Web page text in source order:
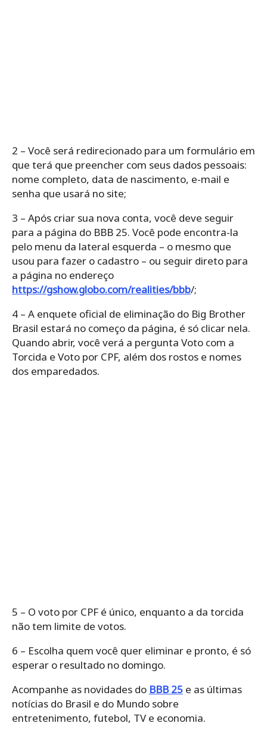
2 – Você será redirecionado para um formulário em
que terá que preencher com seus dados pessoais:
nome completo, data de nascimento, e-mail e
senha que usará no site;
3 – Após criar sua nova conta, você deve seguir
para a página do BBB 25. Você pode encontra-la
pelo menu da lateral esquerda – o mesmo que
usou para fazer o cadastro – ou seguir direto para
a página no endereço
https://gshow.globo.com/realities/bbb/;
4 – A enquete oficial de eliminação do Big Brother
Brasil estará no começo da página, é só clicar nela.
Quando abrir, você verá a pergunta Voto com a
Torcida e Voto por CPF, além dos rostos e nomes
dos emparedados.
5 – O voto por CPF é único, enquanto a da torcida
não tem limite de votos.
6 – Escolha quem você quer eliminar e pronto, é só
esperar o resultado no domingo.
Acompanhe as novidades do BBB 25 e as últimas
notícias do Brasil e do Mundo sobre
entretenimento, futebol, TV e economia.